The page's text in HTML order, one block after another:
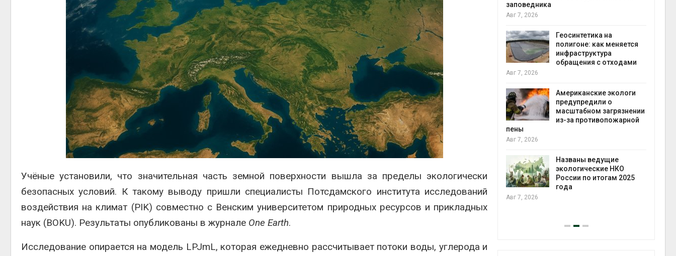
Учёные установили, что значительная часть земной поверхности вышла за пределы экологически
безопасных условий. К такому выводу пришли специалисты Потсдамского института исследований
воздействия на климат (PIK) совместно с Венским университетом природных ресурсов и прикладных
наук (BOKU). Результаты опубликованы в журнале One Earth.
Исследование опирается на модель LPJmL, которая ежедневно рассчитывает потоки воды, углерода и
Дождевая вода с крыш
может помочь городам
переживать жару
Авг 7, 2026
Минприроды
потребовало ускорить
строительство мусорных
объектов и уборку
контейнерных площадок
Авг 7, 2026
Панамский канал вновь
ограничивает загрузку
судов из-за дефицита
пресной воды
Авг 6, 2026
В китайской провинции
Шэньси из-за паводков
эвакуировали более 140
тыс. человек
развитие солнечной
энергетики из-за роста
спроса со стороны ИИ
Авг 7, 2026
Приток воды в
водохранилища Волги и
Камы в августе может
превысить норму почти в
полтора раза
Авг 7, 2026
Евросоюз потребовал
увеличить вложения в
защиту природы на фоне
роста ущерба от пожаров
Авг 7, 2026
Дом из старых шин
кондиционера и почти
без отопления
заповедника
Авг 7, 2026
Геосинтетика на
полигоне: как меняется
инфраструктура
обращения с отходами
Авг 7, 2026
Американские экологи
предупредили о
масштабном загрязнении
из-за противопожарной
пены
Авг 7, 2026
Названы ведущие
экологические НКО
России по итогам 2025
года
Авг 7, 2026